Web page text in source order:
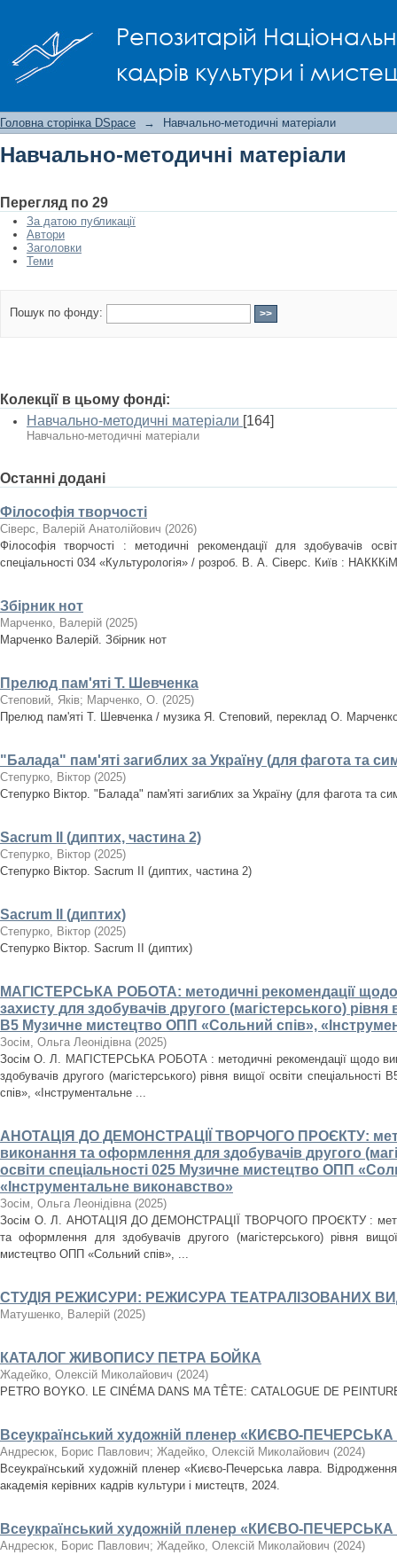
Репозитарій
кадрів культури і
Головна сторінка DSpace → Навчально-методичні матеріали
Навчально-методичні матеріали
Перегляд по 29
За датою публикації
Автори
Заголовки
Теми
Пошук по фонду:
Колекції в цьому фонді:
Навчально-методичні матеріали [164]
Навчально-методичні матеріали
Останні додані
Філософія творчості
Сіверс, Валерій Анатолійович (2026)
Філософія творчості : методичні рекомендації для здобувачів
спеціальності 034 «Культурологія» / розроб. В. А. Сіверс. Київ :
Збірник нот
Марченко, Валерій (2025)
Марченко Валерій. Збірник нот
Прелюд пам'яті Т. Шевченка
Степовий, Яків; Марченко, О. (2025)
Прелюд пам'яті Т. Шевченка / музика Я. Степовий, переклад О.
"Балада" пам'яті загиблих за Україну (для фагота та
Степурко, Віктор (2025)
Степурко Віктор. "Балада" пам'яті загиблих за Україну (для фагота та
Sacrum II (диптих, частина 2)
Степурко, Віктор (2025)
Степурко Віктор. Sacrum ІІ (диптих, частина 2)
Sacrum II (диптих)
Степурко, Віктор (2025)
Степурко Віктор. Sacrum II (диптих)
МАГІСТЕРСЬКА РОБОТА: методичні рекомендації
захисту для здобувачів другого (магістерського) рівня
В5 Музичне мистецтво ОПП «Сольний спів»,
Зосім, Ольга Леонідівна (2025)
Зосім О. Л. МАГІСТЕРСЬКА РОБОТА : методичні рекомендації щодо
здобувачів другого (магістерського) рівня вищої освіти
спів», «Інструментальне ...
АНОТАЦІЯ ДО ДЕМОНСТРАЦІЇ ТВОРЧОГО ПРОЄКТУ:
виконання та оформлення для здобувачів другого
освіти спеціальності 025 Музичне мистецтво ОПП
«Інструментальне виконавство»
Зосім, Ольга Леонідівна (2025)
Зосім О. Л. АНОТАЦІЯ ДО ДЕМОНСТРАЦІЇ ТВОРЧОГО ПРОЄКТУ :
та оформлення для здобувачів другого (магістерського) рівня
мистецтво ОПП «Сольний спів», ...
СТУДІЯ РЕЖИСУРИ: РЕЖИСУРА ТЕАТРАЛІЗОВАНИХ
Матушенко, Валерій (2025)
КАТАЛОГ ЖИВОПИСУ ПЕТРА БОЙКА
Жадейко, Олексій Миколайович (2024)
PETRO BOYKO. LE CINÉMA DANS MA TÊTE: CATALOGUE DE
Всеукраїнський художній пленер «КИЄВО-
Андресюк, Борис Павлович; Жадейко, Олексій Миколайович (2024)
Всеукраїнський художній пленер «Києво-Печерська лавра.
академія керівних кадрів культури і мистецтв, 2024.
Всеукраїнський художній пленер «КИЄВО-
Андресюк, Борис Павлович; Жадейко, Олексій Миколайович (2024)